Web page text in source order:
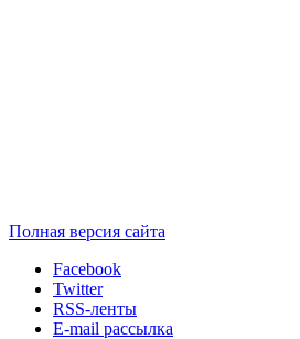
Полная версия сайта
Facebook
Twitter
RSS-ленты
E-mail рассылка